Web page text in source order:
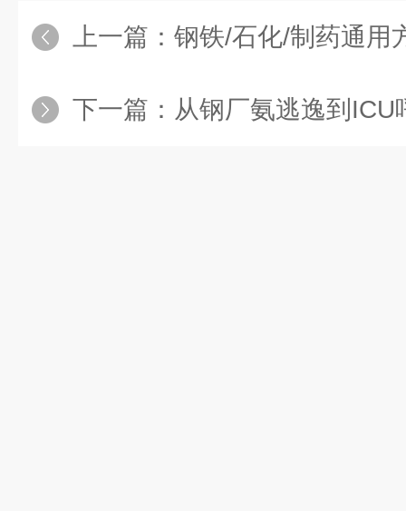
上一篇： 钢铁/石化/制药通用方案
下一篇： 从钢厂氨逃逸到ICU呼吸监测：